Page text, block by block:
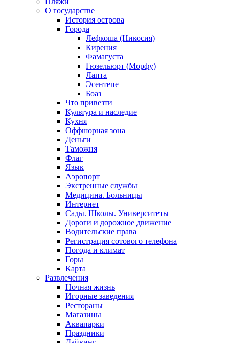
О государстве
История острова
Города
Лефкоша (Никосия)
Кирения
Фамагуста
Гюзельюрт (Морфу)
Лапта
Эсентепе
Боаз
Что привезти
Культура и наследие
Кухня
Оффшорная зона
Деньги
Таможня
Флаг
Язык
Аэропорт
Экстренные службы
Медицина. Больницы
Интернет
Сады. Школы. Университеты
Дороги и дорожное движение
Водительские права
Регистрация сотового телефона
Погода и климат
Горы
Карта
Развлечения
Ночная жизнь
Игорные заведения
Рестораны
Магазины
Аквапарки
Праздники